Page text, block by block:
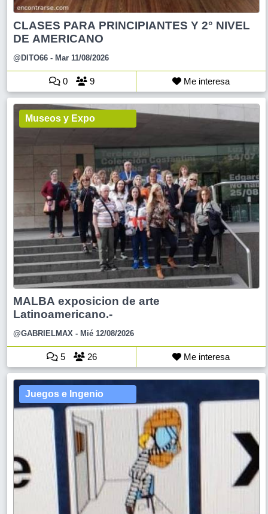
CLASES PARA PRINCIPIANTES Y 2° NIVEL
DE AMERICANO
@DITO66 - Mar 11/08/2026
0 9 Me interesa
Museos y Expo
MALBA exposicion de arte
Latinoamericano.-
@GABRIELMAX - Mié 12/08/2026
5 26 Me interesa
Juegos e Ingenio